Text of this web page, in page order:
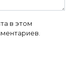
в этом